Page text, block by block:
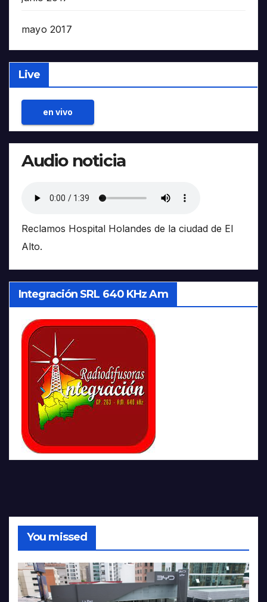
mayo 2017
Live
en vivo
Audio noticia
Reclamos Hospital Holandes de la ciudad de El
Alto.
Integración SRL 640 KHz Am
You missed